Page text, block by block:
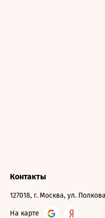
Контакты
127018, г. Москва, ул.
На карте